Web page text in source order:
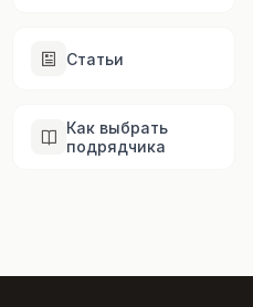
Статьи
Как выбрать
подрядчика